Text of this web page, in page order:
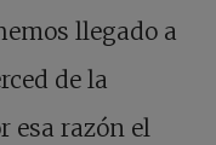
llegado a
de la
esa razón el